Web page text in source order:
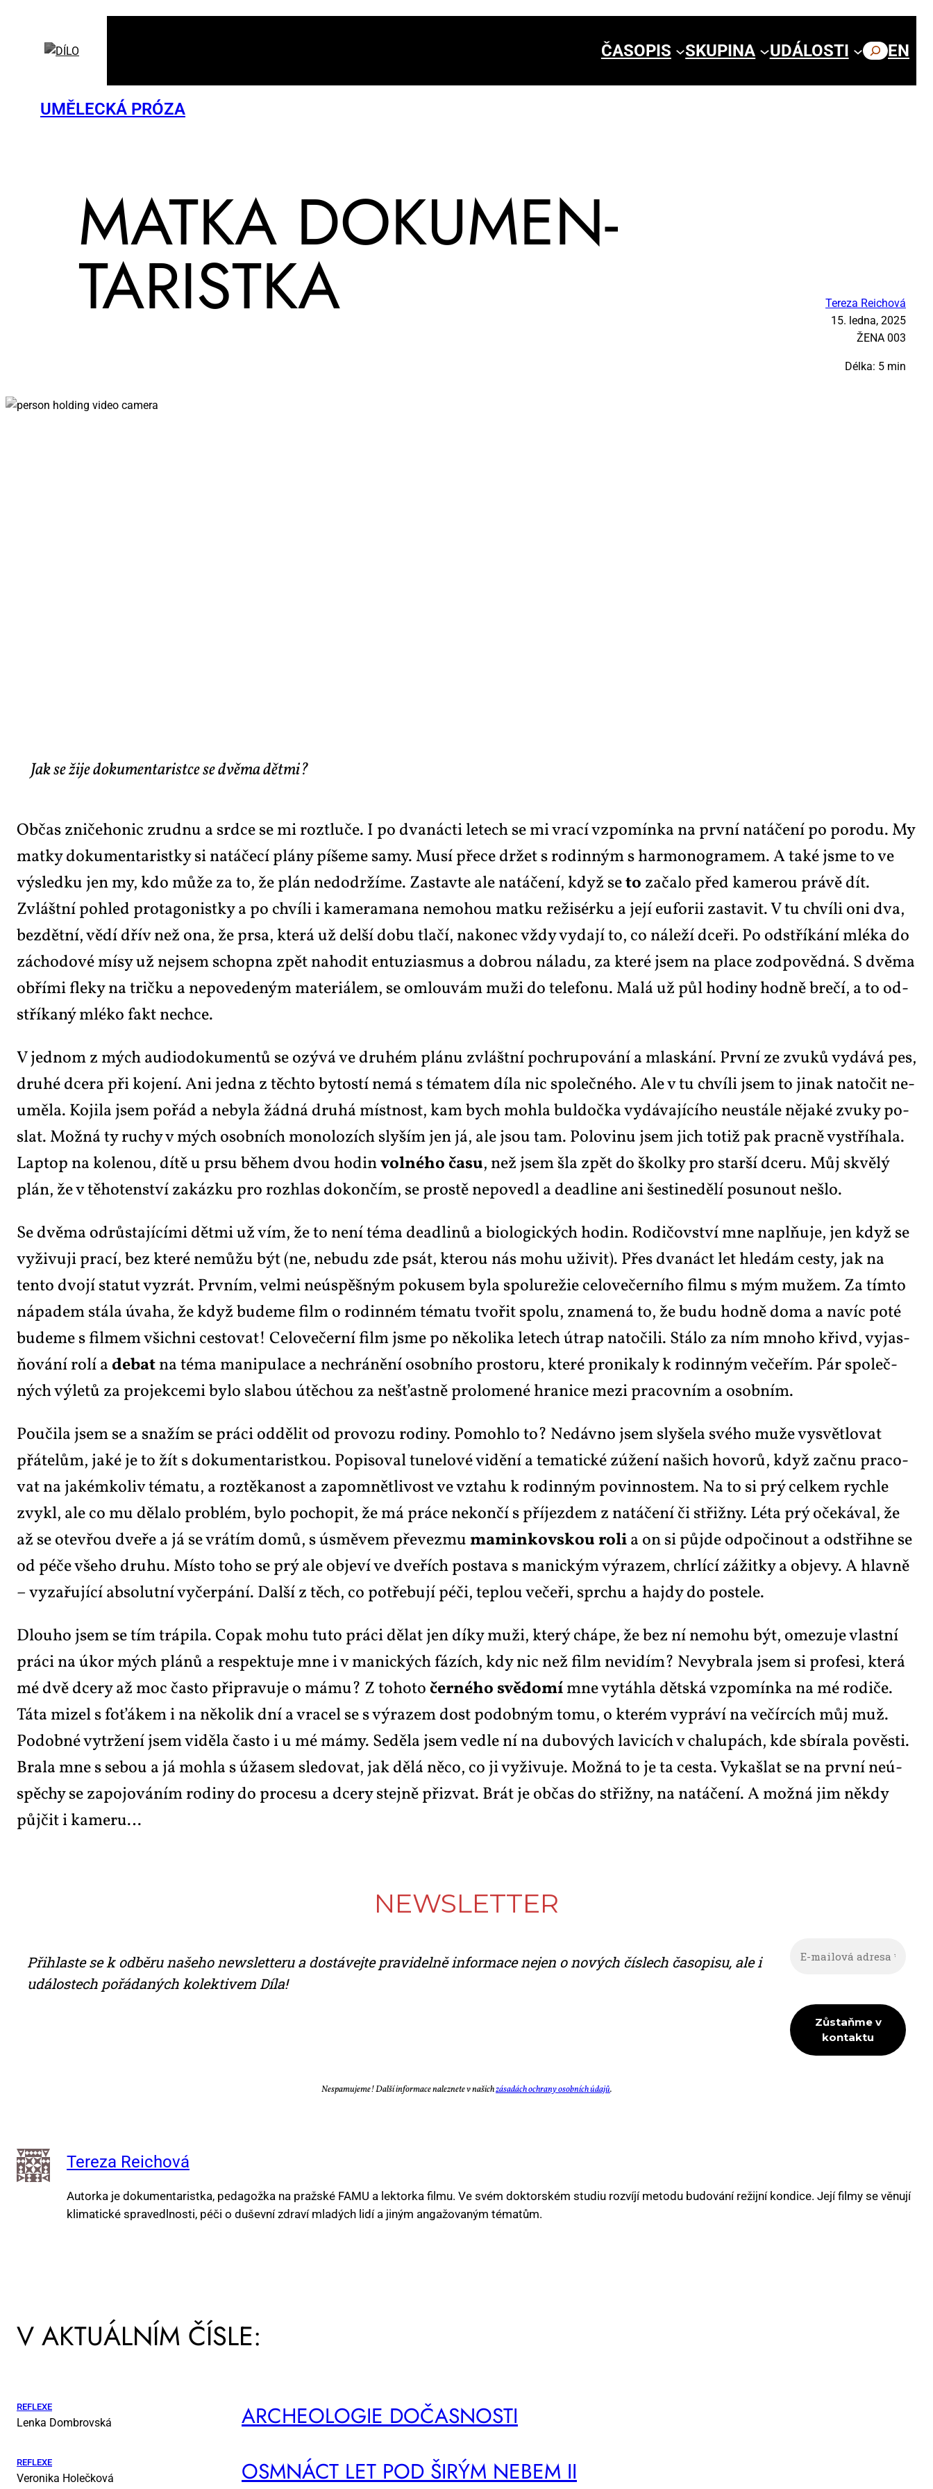
ČASOPIS SKUPINA UDÁLOSTI HLEDAT
EN
UMĚLECKÁ PRÓZA
MAT­KA DO­KU­MEN­
TA­RIST­KA
Tereza Reichová
15. ledna, 2025
ŽE­NA 003
Délka: 5 min
Jak se žije dokumentaristce se dvěma dětmi?
Ob­čas zni­če­ho­nic zrud­nu a srd­ce se mi roz­tlu­če. I po dva­nác­ti le­tech se mi vra­cí vzpo­mín­ka na prv­ní na­tá­če­ní po po­ro­du. My
mat­ky do­ku­men­ta­rist­ky si na­tá­če­cí plá­ny pí­še­me sa­my. Mu­sí pře­ce dr­žet s ro­din­ným s har­mo­no­gra­mem. A ta­ké jsme to ve
vý­sled­ku jen my, kdo mů­že za to, že plán ne­do­dr­ží­me. Za­stav­te ale na­tá­če­ní, když seto za­ča­lo před ka­me­rou prá­vě dít.
Zvlášt­ní po­hled pro­ta­go­nist­ky a po chví­li i ka­me­ra­ma­na ne­mo­hou mat­ku re­ži­sér­ku a je­jí eu­fo­rii za­sta­vit. V tu chví­li oni dva,
bezdět­ní, vě­dí dřív než ona, že prsa, kte­rá už del­ší do­bu tla­čí, na­ko­nec vždy vy­da­jí to, co ná­le­ží dce­ři. Po od­stří­ká­ní mlé­ka do
zá­cho­do­vé mísy už nejsem schop­na zpět na­ho­dit en­tu­zi­as­mus a dobrou ná­la­du, za kte­ré jsem na pla­ce zod­po­věd­ná. S dvě­ma
ob­ří­mi fle­ky na trič­ku a ne­po­ve­de­ným ma­te­ri­á­lem, se omlou­vám muži do te­le­fo­nu. Ma­lá už půl ho­di­ny hod­ně bre­čí, a to od­
stří­ka­ný mlé­ko fakt ne­chce.
V jed­nom z mých au­di­o­do­ku­men­tů se ozý­vá ve dru­hém plá­nu zvlášt­ní po­chru­po­vá­ní a mlas­ká­ní. Prv­ní ze zvu­ků vy­dá­vá pes,
dru­hé dce­ra při ko­je­ní. Ani jed­na z těch­to by­tos­tí ne­má s té­ma­tem dí­la nic spo­leč­né­ho. Ale v tu chví­li jsem to ji­nak na­to­čit ne­
u­mě­la. Ko­ji­la jsem po­řád a ne­by­la žád­ná dru­há míst­nost, kam bych moh­la bul­do­čka vy­dá­va­jí­cí­ho ne­u­stá­le ně­ja­ké zvu­ky po­
slat. Mož­ná ty ru­chy v mých osob­ních mo­no­lo­zích sly­ším jen já, ale jsou tam. Po­lo­vi­nu jsem jich totiž pak prac­ně vy­stří­ha­la.
Laptop na ko­le­nou, dí­tě u prsu bě­hem dvou ho­dinvol­né­ho ča­su, než jsem šla zpět do škol­ky pro star­ší dce­ru. Můj skvě­lý
plán, že v tě­ho­ten­ství za­káz­ku pro roz­hlas do­kon­čím, se pros­tě ne­po­ve­dl a de­ad­li­ne ani šes­ti­ne­dě­lí po­su­nout ne­šlo.
Se dvě­ma od­růs­ta­jí­cí­mi dět­mi už vím, že to ne­ní té­ma de­ad­li­nů a bi­o­lo­gic­kých ho­din. Ro­di­čov­ství mne na­pl­ňu­je, jen když se
vy­ži­vu­ji pra­cí, bez kte­ré ne­můžu být (ne, ne­bu­du zde psát, kte­rou nás mo­hu uži­vit). Přes dva­náct let hle­dám ces­ty, jak na
ten­to dvo­jí sta­tut vy­zrát. Prv­ním, vel­mi ne­ú­spěš­ným po­ku­sem by­la spo­lu­re­žie ce­lo­ve­čer­ní­ho fil­mu s mým mu­žem. Za tím­to
ná­pa­dem stá­la úva­ha, že když bu­de­me film o ro­din­ném té­ma­tu tvo­řit spo­lu, zna­me­ná to, že bu­du hod­ně do­ma a na­víc po­té
bu­de­me s fil­mem všich­ni ces­to­vat! Ce­lo­ve­čer­ní film jsme po ně­ko­li­ka le­tech útrap na­to­či­li. Stá­lo za ním mno­ho křivd, vy­jas­
ňo­vá­ní ro­lí ade­batna té­ma ma­ni­pu­la­ce a ne­chrá­ně­ní osob­ní­ho pro­sto­ru, kte­ré pro­ni­ka­ly k ro­din­ným ve­če­řím. Pár spo­leč­
ných vý­le­tů za pro­jek­ce­mi by­lo sla­bou útě­chou za ne­šťast­ně pro­lo­me­né hra­ni­ce me­zi pra­cov­ním a osob­ním.
Po­u­či­la jsem se a sna­žím se prá­ci od­dě­lit od pro­vo­zu ro­di­ny. Po­moh­lo to? Ne­dáv­no jsem sly­še­la své­ho mu­že vy­svět­lo­vat
přá­te­lům, ja­ké je to žít s do­ku­men­ta­rist­kou. Po­pi­so­val tu­ne­lo­vé vi­dě­ní a te­ma­tic­ké zú­že­ní na­šich ho­vo­rů, když za­čnu pra­co­
vat na ja­kém­ko­liv té­ma­tu, a roz­tě­ka­nost a za­po­mnět­li­vost ve vzta­hu k ro­din­ným po­vin­nos­tem. Na to si prý cel­kem rych­le
zvy­kl, ale co mu dě­la­lo pro­blém, by­lo po­cho­pit, že má prá­ce ne­kon­čí s pří­jez­dem z na­tá­če­ní či střiž­ny. Lé­ta prý oče­ká­val, že
až se ote­vřou dve­ře a já se vrá­tím do­mů, s úsmě­vem pře­vez­muma­min­kov­skou ro­lia on si pů­jde od­po­či­nout a od­střih­ne se
od pé­če vše­ho dru­hu. Mís­to to­ho se prý ale ob­je­ví ve dve­řích po­sta­va s ma­nic­kým vý­ra­zem, chr­lí­cí zá­žit­ky a ob­je­vy. A hlav­ně
– vy­za­řu­jí­cí ab­so­lut­ní vy­čer­pá­ní. Dal­ší z těch, co po­tře­bu­jí pé­či, tep­lou ve­če­ři, sprchu a hajdy do po­ste­le.
Dlou­ho jsem se tím trá­pi­la. Co­pak mo­hu tu­to prá­ci dě­lat jen dí­ky muži, kte­rý chá­pe, že bez ní ne­mo­hu být, ome­zu­je vlast­ní
prá­ci na úkor mých plá­nů a re­spek­tu­je mne i v ma­nic­kých fá­zích, kdy nic než film ne­vi­dím? Ne­vy­bra­la jsem si pro­fe­si, kte­rá
mé dvě dce­ry až moc čas­to při­pra­vu­je o má­mu? Z to­ho­točer­né­ho svě­do­mímne vy­táh­la dět­ská vzpo­mín­ka na mé ro­di­če.
Tá­ta mi­zel s fo­ťá­kem i na ně­ko­lik dní a vra­cel se s vý­ra­zem dost po­dob­ným to­mu, o kte­rém vy­prá­ví na ve­čí­r­cích můj muž.
Po­dob­né vy­tr­že­ní jsem vi­dě­la čas­to i u mé má­my. Se­dě­la jsem ve­d­le ní na du­bo­vých la­vi­cích v cha­lu­pách, kde sbí­ra­la po­věs­ti.
Bra­la mne s se­bou a já moh­la s úža­sem sle­do­vat, jak dě­lá ně­co, co ji vy­ži­vu­je. Mož­ná to je ta ces­ta. Vy­kaš­lat se na prv­ní ne­ú­
spě­chy se za­po­jo­vá­ním ro­di­ny do pro­ce­su a dce­ry stej­ně při­zvat. Brát je ob­čas do střiž­ny, na na­tá­če­ní. A mož­ná jim ně­kdy
půj­čit i ka­me­ru…
NEWS­LET­TER
Při­hlas­te se k od­bě­ru na­še­ho news­let­te­ru a do­stá­vej­te pra­vi­del­ně in­for­ma­ce nejen o no­vých čís­lech ča­so­pi­su, ale i
udá­los­tech po­řá­da­ných ko­lek­ti­vem Dí­la!
Ne­spa­mu­je­me! Dal­ší in­for­ma­ce na­lez­ne­te v na­šichzá­sa­dách ochra­ny osob­ních úda­jů.
Tereza Reichová
Autorka je dokumentaristka, pedagožka na pražské FAMU a lektorka filmu. Ve svém doktorském studiu rozvíjí metodu budování režijní kondice. Její filmy se věnují
klimatické spravedlnosti, péči o duševní zdraví mladých lidí a jiným angažovaným tématům.
V AKTUÁLNÍM ČÍSLE:
REFLEXE
Lenka Dombrovská AR­CHE­O­LO­GIE DO­ČAS­NOS­TI
REFLEXE
Veronika Holečková OSM­NÁCT LET POD ŠI­RÝM NE­BEM II